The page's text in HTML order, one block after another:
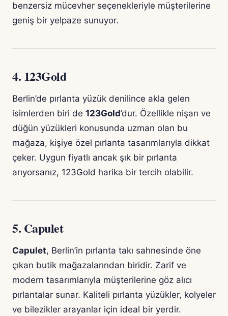
benzersiz mücevher seçenekleriyle müşterilerine
geniş bir yelpaze sunuyor.
4. 123Gold
Berlin’de pırlanta yüzük denilince akla gelen
isimlerden biri de 123Gold’dur. Özellikle nişan ve
düğün yüzükleri konusunda uzman olan bu
mağaza, kişiye özel pırlanta tasarımlarıyla dikkat
çeker. Uygun fiyatlı ancak şık bir pırlanta
arıyorsanız, 123Gold harika bir tercih olabilir.
5. Capulet
Capulet, Berlin’in pırlanta takı sahnesinde öne
çıkan butik mağazalarından biridir. Zarif ve
modern tasarımlarıyla müşterilerine göz alıcı
pırlantalar sunar. Kaliteli pırlanta yüzükler, kolyeler
ve bilezikler arayanlar için ideal bir yerdir.